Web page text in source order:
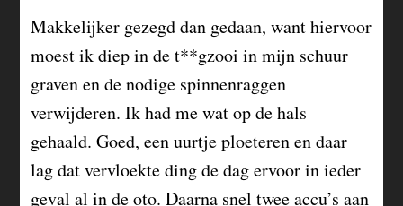
Makkelijker gezegd dan gedaan, want hiervoor
moest ik diep in de t**gzooi in mijn schuur
graven en de nodige spinnenraggen
verwijderen. Ik had me wat op de hals
gehaald. Goed, een uurtje ploeteren en daar
lag dat vervloekte ding de dag ervoor in ieder
geval al in de oto. Daarna snel twee accu’s aan